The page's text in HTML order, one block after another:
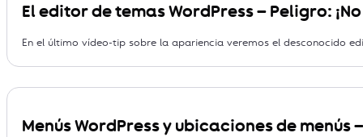
El editor de temas WordPress – Peligro:
En el último vídeo-tip sobre la apariencia veremos el desconocido
Menús WordPress y ubicaciones de